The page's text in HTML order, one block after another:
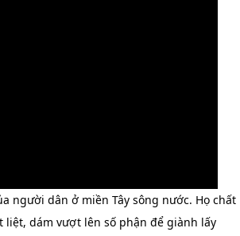
người dân ở miền Tây sông nước. Họ chất
dám vượt lên số phận để giành lấy